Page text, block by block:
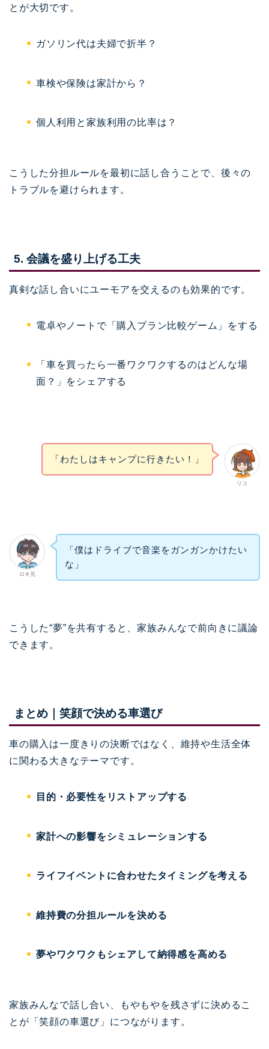
とが大切です。
ガソリン代は夫婦で折半？
車検や保険は家計から？
個人利用と家族利用の比率は？
こうした分担ルールを最初に話し合うことで、後々の
トラブルを避けられます。
5. 会議を盛り上げる工夫
真剣な話し合いにユーモアを交えるのも効果的です。
電卓やノートで「購入プラン比較ゲーム」をする
「車を買ったら一番ワクワクするのはどんな場
面？」をシェアする
リコ
「わたしはキャンプに行きたい！」
ロキ兄
「僕はドライブで音楽をガンガンかけたい
な」
こうした“夢”を共有すると、家族みんなで前向きに議論
できます。
まとめ｜笑顔で決める車選び
車の購入は一度きりの決断ではなく、維持や生活全体
に関わる大きなテーマです。
目的・必要性をリストアップする
家計への影響をシミュレーションする
ライフイベントに合わせたタイミングを考える
維持費の分担ルールを決める
夢やワクワクもシェアして納得感を高める
家族みんなで話し合い、もやもやを残さずに決めるこ
とが「笑顔の車選び」につながります。